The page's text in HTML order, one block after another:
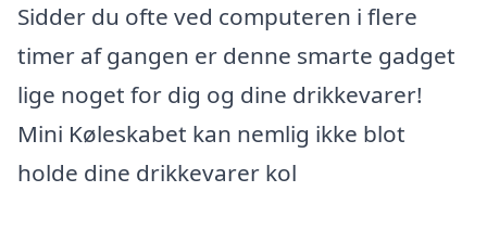
Sidder du ofte ved computeren i flere
timer af gangen er denne smarte gadget
lige noget for dig og dine drikkevarer!
Mini Køleskabet kan nemlig ikke blot
holde dine drikkevarer kol